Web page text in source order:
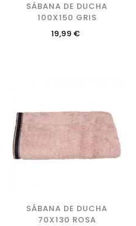
SÁBANA DE DUCHA
100X150 GRIS
Precio
19,99 €
SÁBANA DE DUCHA
70X130 ROSA